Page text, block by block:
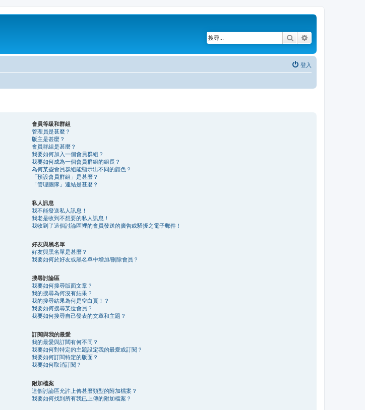
搜尋
登入
會員等級和群組
管理員是甚麼？
版主是甚麼？
會員群組是甚麼？
我要如何加入一個會員群組？
我要如何成為一個會員群組的組長？
為何某些會員群組能顯示出不同的顏色？
「預設會員群組」是甚麼？
「管理團隊」連結是甚麼？
私人訊息
我不能發送私人訊息！
我老是收到不想要的私人訊息！
我收到了這個討論區裡的會員發送的廣告或騷擾之電子郵件！
好友與黑名單
好友與黑名單是甚麼？
我要如何於好友或黑名單中增加/刪除會員？
搜尋討論區
我要如何搜尋版面文章？
我的搜尋為何沒有結果？
我的搜尋結果為何是空白頁！？
我要如何搜尋某位會員？
我要如何搜尋自己發表的文章和主題？
訂閱與我的最愛
我的最愛與訂閱有何不同？
我要如何對特定的主題設定我的最愛或訂閱？
我要如何訂閱特定的版面？
我要如何取消訂閱？
附加檔案
這個討論區允許上傳甚麼類型的附加檔案？
我要如何找到所有我已上傳的附加檔案？